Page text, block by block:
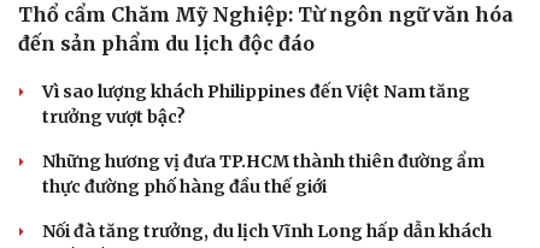
Thổ cẩm Chăm Mỹ Nghiệp: Từ ngôn ngữ văn hóa
đến sản phẩm du lịch độc đáo
Vì sao lượng khách Philippines đến Việt Nam tăng
trưởng vượt bậc?
Những hương vị đưa TP.HCM thành thiên đường ẩm
thực đường phố hàng đầu thế giới
Nối đà tăng trưởng, du lịch Vĩnh Long hấp dẫn khách